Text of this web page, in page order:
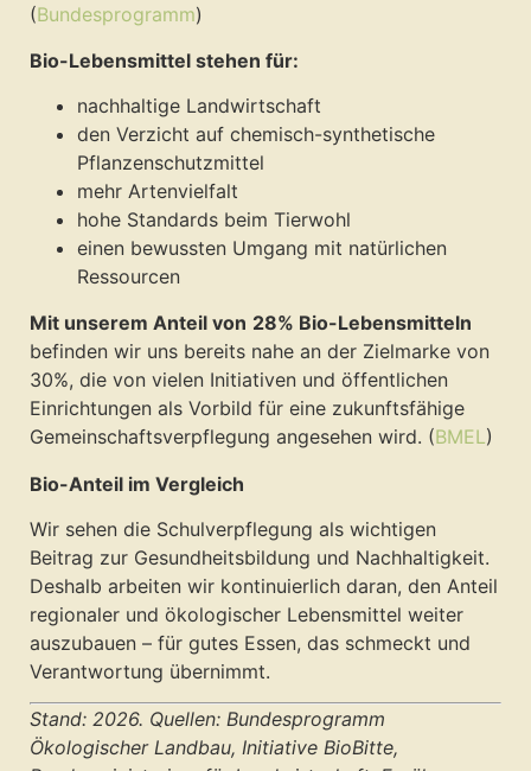
(Bundesprogramm)
Bio-Lebensmittel stehen für:
nachhaltige Landwirtschaft
den Verzicht auf chemisch-synthetische
Pflanzenschutzmittel
mehr Artenvielfalt
hohe Standards beim Tierwohl
einen bewussten Umgang mit natürlichen
Ressourcen
Mit unserem Anteil von 28% Bio-Lebensmitteln
befinden wir uns bereits nahe an der Zielmarke von
30%, die von vielen Initiativen und öffentlichen
Einrichtungen als Vorbild für eine zukunftsfähige
Gemeinschaftsverpflegung angesehen wird. (BMEL )
Bio-Anteil im Vergleich
Wir sehen die Schulverpflegung als wichtigen
Beitrag zur Gesundheitsbildung und Nachhaltigkeit.
Deshalb arbeiten wir kontinuierlich daran, den Anteil
regionaler und ökologischer Lebensmittel weiter
auszubauen – für gutes Essen, das schmeckt und
Verantwortung übernimmt.
Stand: 2026. Quellen: Bundesprogramm
Ökologischer Landbau, Initiative BioBitte,